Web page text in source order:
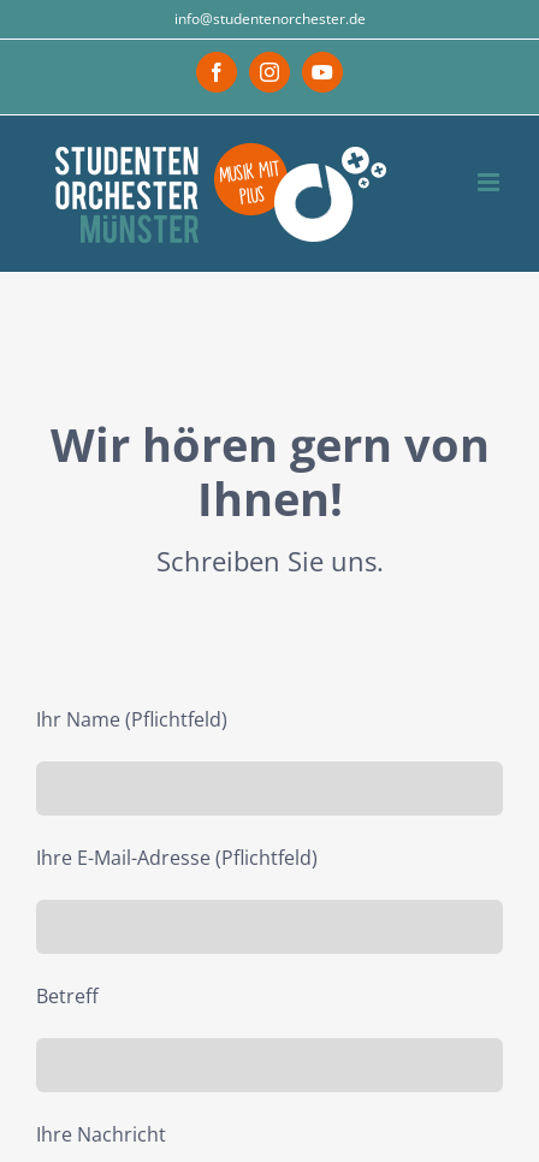
info@studentenorchester.de
FacebookInstagramYouTube
Wir hören gern von
Ihnen!
Schreiben Sie uns.
Ihr Name (Pflichtfeld)
Ihre E-Mail-Adresse (Pflichtfeld)
Betreff
Ihre Nachricht